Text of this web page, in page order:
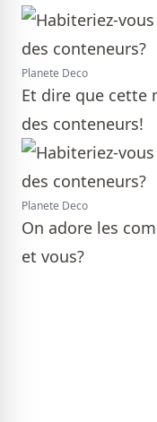
Planete Deco
Et dire que cette
des conteneurs!
Planete Deco
On adore les
et vous?